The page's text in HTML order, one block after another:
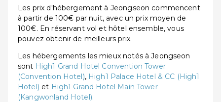
Les prix d'hébergement à Jeongseon commencent
à partir de 100€ par nuit, avec un prix moyen de
100€. En réservant vol et hôtel ensemble, vous
pouvez obtenir de meilleurs prix.
Les hébergements les mieux notés à Jeongseon
sont High1 Grand Hotel Convention Tower
(Convention Hotel), High1 Palace Hotel & CC (High1
Hotel) et High1 Grand Hotel Main Tower
(Kangwonland Hotel).